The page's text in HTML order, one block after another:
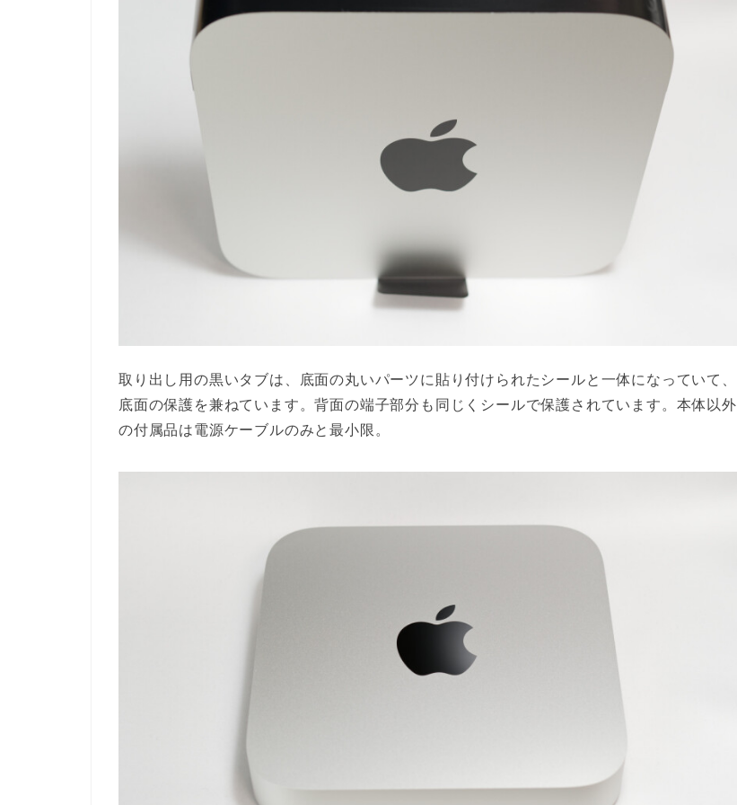
取り出し用の黒いタブは、底面の丸いパーツに貼り付けられたシールと一体になっていて、
底面の保護を兼ねています。背面の端子部分も同じくシールで保護されています。本体以外
の付属品は電源ケーブルのみと最小限。